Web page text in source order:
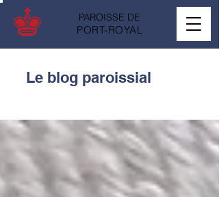
PAROISSE DE
PORT-ROYAL
Le blog paroissial